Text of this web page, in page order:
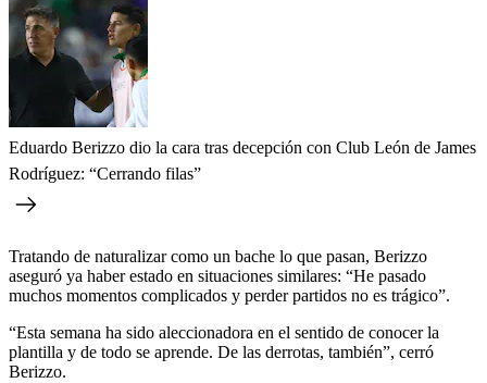
Eduardo Berizzo dio la cara tras decepción con Club León de James
Rodríguez: “Cerrando filas”
Tratando de naturalizar como un bache lo que pasan, Berizzo
aseguró ya haber estado en situaciones similares: “He pasado
muchos momentos complicados y perder partidos no es trágico”.
“Esta semana ha sido aleccionadora en el sentido de conocer la
plantilla y de todo se aprende. De las derrotas, también”, cerró
Berizzo.